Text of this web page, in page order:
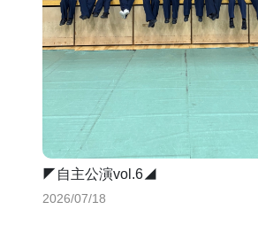
◤自主公演vol.6◢
2026/07/18